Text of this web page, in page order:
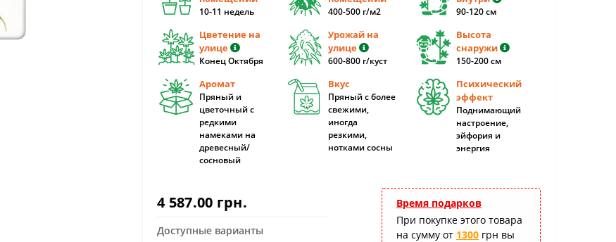
10-11 недель 400-500 г/м2 90-120 cм
Цветение на
улице
Конец Октября
Урожай на
улице
600-800 г/куст
Высота
снаружи
150-200 см
Аромат
Пряный и
цветочный с
редкими
намеками на
древесный/
сосновый
Вкус
Пряный с более
свежими,
иногда
резкими,
нотками сосны
Психический
эффект
Поднимающий
настроение,
эйфория и
энергия
4 587.00 грн.
Доступные варианты
Время подарков
При покупке этого товара
на сумму от 1300 грн вы